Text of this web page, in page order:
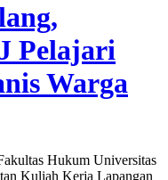
Pelajari
Warga
Hukum Universitas
Kuliah Kerja Lapangan